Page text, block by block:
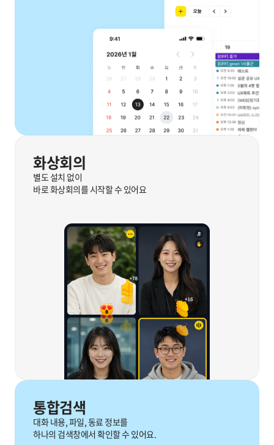
화상회의
별도 설치 없이
바로 화상회의를 시작할 수 있어요
통합검색
대화 내용, 파일, 동료 정보를
하나의 검색창에서 확인할 수 있어요.